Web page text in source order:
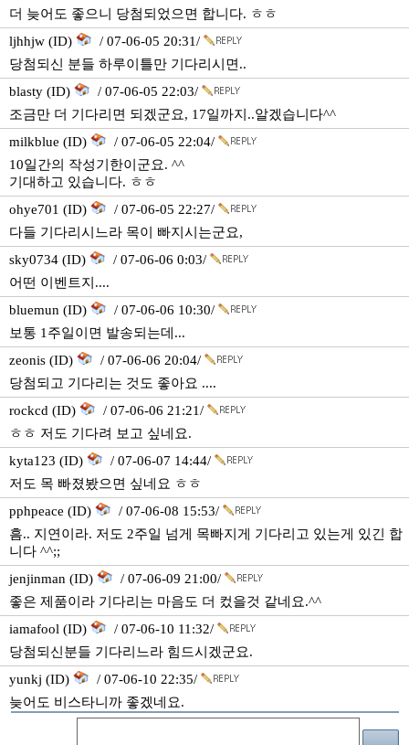
더 늦어도 좋으니 당첨되었으면 합니다. ㅎㅎ
ljhhjw (ID)
/ 07-06-05 20:31/
당첨되신 분들 하루이틀만 기다리시면..
blasty (ID)
/ 07-06-05 22:03/
조금만 더 기다리면 되겠군요, 17일까지..알겠습니다^^
milkblue (ID)
/ 07-06-05 22:04/
10일간의 작성기한이군요. ^^
기대하고 있습니다. ㅎㅎ
ohye701 (ID)
/ 07-06-05 22:27/
다들 기다리시느라 목이 빠지시는군요,
sky0734 (ID)
/ 07-06-06 0:03/
어떤 이벤트지....
bluemun (ID)
/ 07-06-06 10:30/
보통 1주일이면 발송되는데...
zeonis (ID)
/ 07-06-06 20:04/
당첨되고 기다리는 것도 좋아요 ....
rockcd (ID)
/ 07-06-06 21:21/
ㅎㅎ 저도 기다려 보고 싶네요.
kyta123 (ID)
/ 07-06-07 14:44/
저도 목 빠졌봤으면 싶네요 ㅎㅎ
pphpeace (ID)
/ 07-06-08 15:53/
흠.. 지연이라. 저도 2주일 넘게 목빠지게 기다리고 있는게 있긴 합
니다 ^^;;
jenjinman (ID)
/ 07-06-09 21:00/
좋은 제품이라 기다리는 마음도 더 컸을것 같네요.^^
iamafool (ID)
/ 07-06-10 11:32/
당첨되신분들 기다리느라 힘드시겠군요.
yunkj (ID)
/ 07-06-10 22:35/
늦어도 비스타니까 좋겠네요.